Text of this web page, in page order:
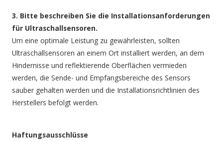
3. Bitte beschreiben Sie die Installationsanforderungen
für Ultraschallsensoren.
Um eine optimale Leistung zu gewährleisten, sollten
Ultraschallsensoren an einem Ort installiert werden, an dem
Hindernisse und reflektierende Oberflächen vermieden
werden, die Sende- und Empfangsbereiche des Sensors
sauber gehalten werden und die Installationsrichtlinien des
Herstellers befolgt werden.
Haftungsausschlüsse